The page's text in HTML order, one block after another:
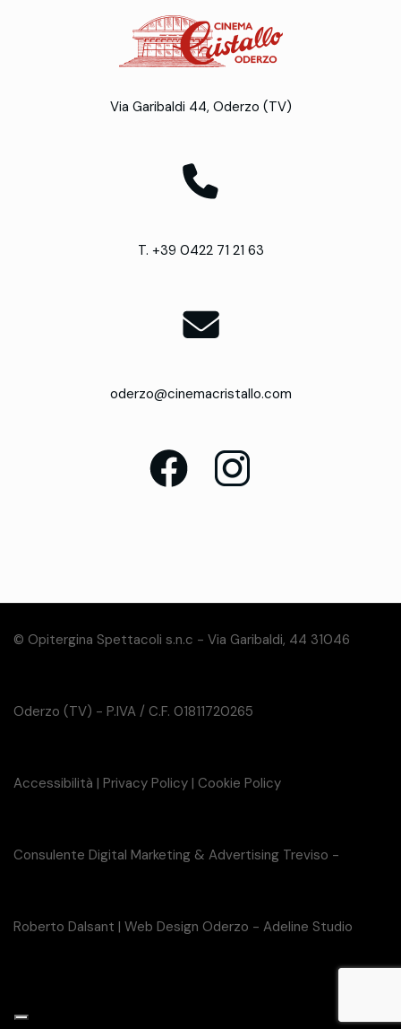
Via Garibaldi 44, Oderzo (TV)
T. +39 0422 71 21 63
oderzo@cinemacristallo.com
© Opitergina Spettacoli s.n.c - Via Garibaldi, 44 31046
Oderzo (TV) - P.IVA / C.F. 01811720265
Accessibilità | Privacy Policy | Cookie Policy
Consulente Digital Marketing & Advertising Treviso -
Roberto Dalsant | Web Design Oderzo - Adeline Studio